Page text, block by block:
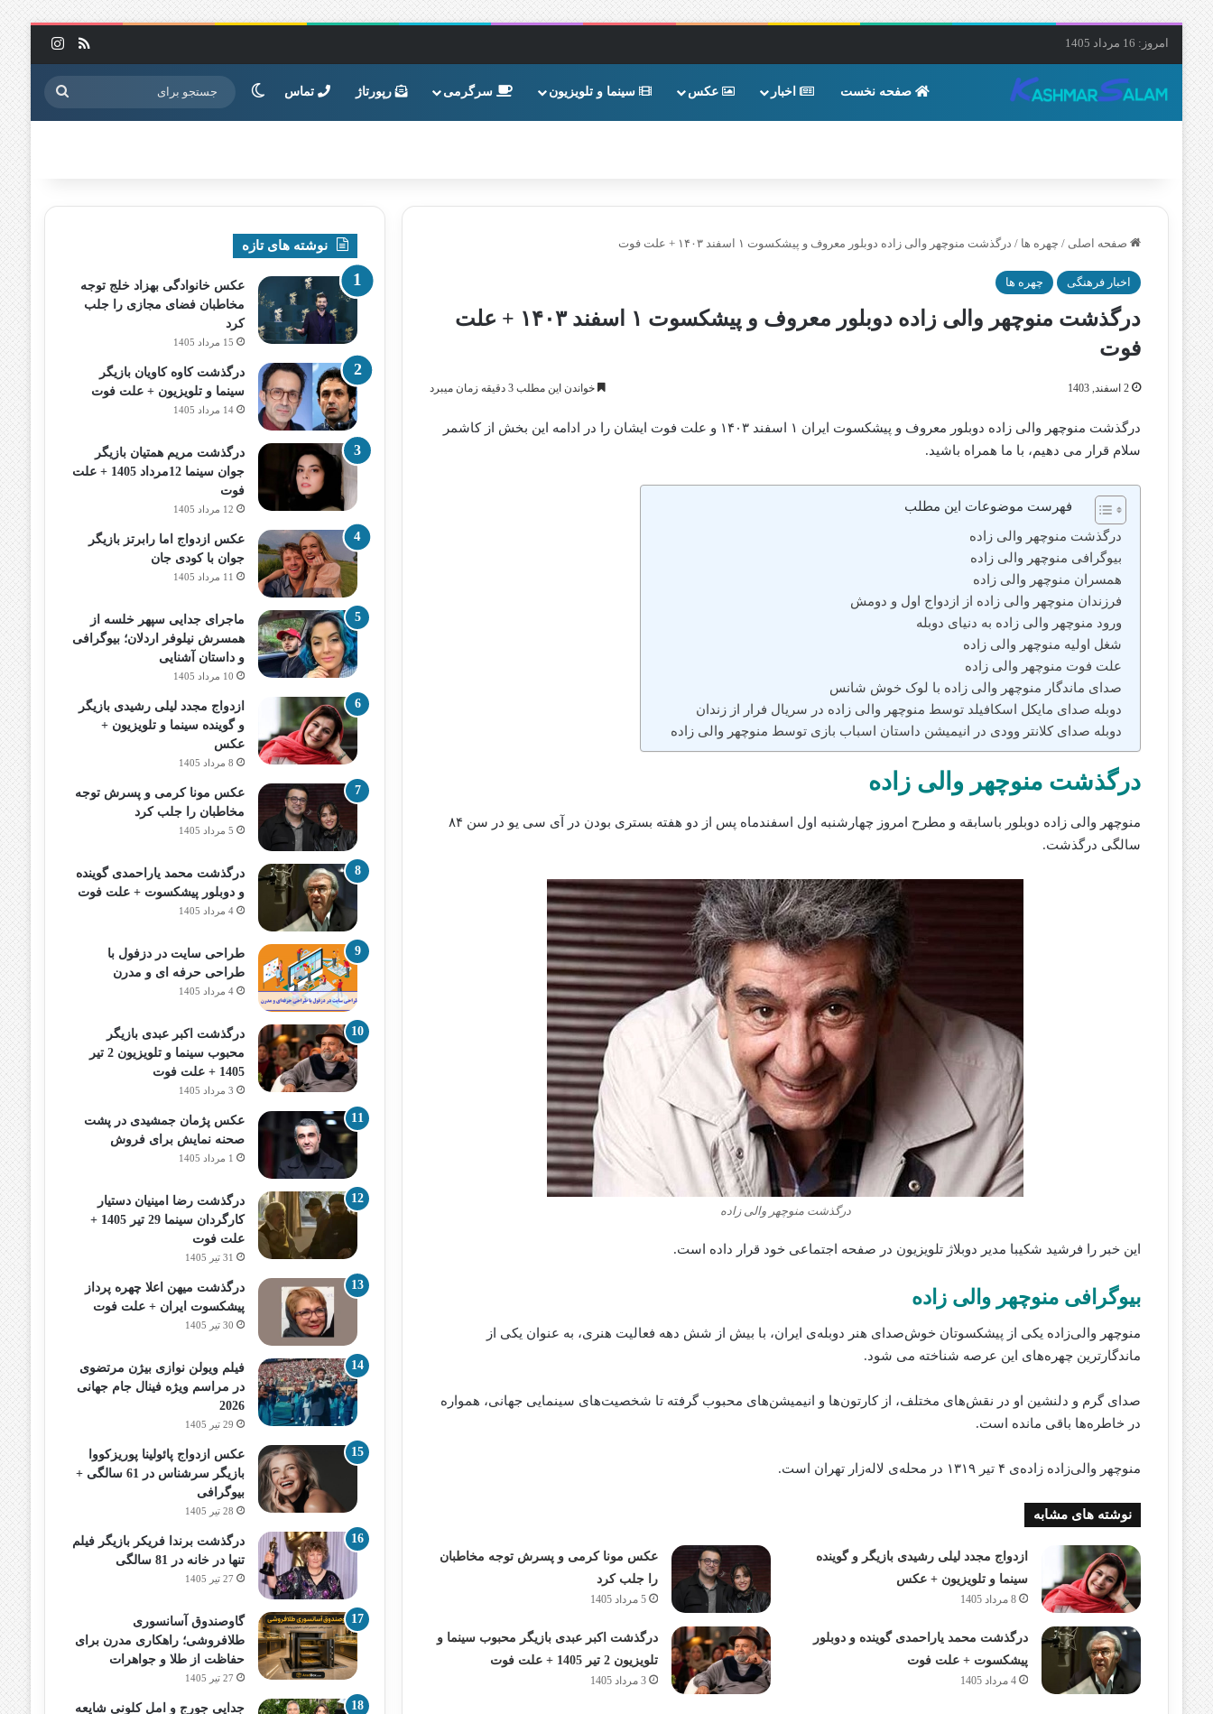
امروز: 16 مرداد 1405 خوراک
صفحه نخست اخبار عکس سینما و تلویزیون سرگرمی رپورتاژ تماس تغییر پوسته جستجو
برای
صفحه اصلی / چهره ها / درگذشت منوچهر والی‌ زاده دوبلور معروف و پیشکسوت ۱ اسفند ۱۴۰۳ + علت فوت
اخبار فرهنگی چهره ها
درگذشت منوچهر والی‌ زاده دوبلور معروف و پیشکسوت ۱ اسفند ۱۴۰۳ + علت
فوت
2 اسفند, 1403 خواندن این مطلب 3 دقیقه زمان میبرد
درگذشت منوچهر والی‌ زاده دوبلور معروف و پیشکسوت ایران ۱ اسفند ۱۴۰۳ و علت فوت ایشان را در ادامه این بخش از کاشمر
سلام قرار می دهیم، با ما همراه باشید.
فهرست موضوعات این مطلب
درگذشت منوچهر والی‌ زاده
بیوگرافی منوچهر والی‌ زاده
همسران منوچهر والی زاده
فرزندان منوچهر والی زاده از ازدواج اول و دومش
ورود منوچهر والی زاده به دنیای دوبله
شغل اولیه منوچهر والی زاده
علت فوت منوچهر والی زاده
صدای ماندگار منوچهر والی زاده با لوک خوش شانس
دوبله صدای مایکل اسکافیلد توسط منوچهر والی زاده در سریال فرار از زندان
دوبله صدای کلانتر وودی در انیمیشن داستان اسباب‌ بازی توسط منوچهر والی زاده
درگذشت منوچهر والی‌ زاده
منوچهر والی زاده دوبلور باسابقه و مطرح امروز چهارشنبه اول اسفندماه پس از دو هفته بستری بودن در آی سی یو در سن ۸۴
سالگی درگذشت.
درگذشت منوچهر والی‌ زاده
این خبر را فرشید شکیبا مدیر دوبلاژ تلویزیون در صفحه اجتماعی خود قرار داده است.
بیوگرافی منوچهر والی‌ زاده
منوچهر والی‌زاده یکی از پیشکسوتان خوش‌صدای هنر دوبله‌ی ایران، با بیش از شش دهه فعالیت هنری، به‌ عنوان یکی از
ماندگارترین چهره‌های این عرصه شناخته می‌ شود.
صدای گرم و دلنشین او در نقش‌های مختلف، از کارتون‌ها و انیمیشن‌های محبوب گرفته تا شخصیت‌های سینمایی جهانی، همواره
در خاطره‌ها باقی مانده است.
منوچهر والی‌زاده زاده‌ی ۴ تیر ۱۳۱۹ در محله‌ی لاله‌زار تهران است.
نوشته های مشابه
ازدواج مجدد لیلی رشیدی بازیگر و گوینده
سینما و تلویزیون + عکس
8 مرداد 1405
عکس مونا کرمی و پسرش توجه مخاطبان
را جلب کرد
5 مرداد 1405
درگذشت محمد یاراحمدی گوینده و دوبلور
پیشکسوت + علت فوت
4 مرداد 1405
درگذشت اکبر عبدی بازیگر محبوب سینما و
تلویزیون 2 تیر 1405 + علت فوت
3 مرداد 1405
نوشته های تازه
عکس خانوادگی بهزاد خلج توجه
مخاطبان فضای مجازی را جلب
کرد
15 مرداد 1405
درگذشت کاوه کاویان بازیگر
سینما و تلویزیون + علت فوت
14 مرداد 1405
درگذشت مریم همتیان بازیگر
جوان سینما 12مرداد 1405 + علت
فوت
12 مرداد 1405
عکس ازدواج اما رابرتز بازیگر
جوان با کودی جان
11 مرداد 1405
ماجرای جدایی سپهر خلسه از
همسرش نیلوفر اردلان؛ بیوگرافی
و داستان آشنایی
10 مرداد 1405
ازدواج مجدد لیلی رشیدی بازیگر
و گوینده سینما و تلویزیون +
عکس
8 مرداد 1405
عکس مونا کرمی و پسرش توجه
مخاطبان را جلب کرد
5 مرداد 1405
درگذشت محمد یاراحمدی گوینده
و دوبلور پیشکسوت + علت فوت
4 مرداد 1405
طراحی سایت در دزفول با
طراحی حرفه‌ ای و مدرن
4 مرداد 1405
درگذشت اکبر عبدی بازیگر
محبوب سینما و تلویزیون 2 تیر
1405 + علت فوت
3 مرداد 1405
عکس پژمان جمشیدی در پشت
صحنه نمایش برای فروش
1 مرداد 1405
درگذشت رضا امینیان دستیار
کارگردان سینما 29 تیر 1405 +
علت فوت
31 تیر 1405
درگذشت میهن اعلا چهره پرداز
پیشکسوت ایران + علت فوت
30 تیر 1405
فیلم ویولن نوازی بیژن مرتضوی
در مراسم ویژه فینال جام جهانی
2026
29 تیر 1405
عکس ازدواج پائولینا پوریزکووا
بازیگر سرشناس در 61 سالگی +
بیوگرافی
28 تیر 1405
درگذشت برندا فریکر بازیگر فیلم
تنها در خانه در 81 سالگی
27 تیر 1405
گاوصندوق آسانسوری
طلافروشی؛ راهکاری مدرن برای
حفاظت از طلا و جواهرات
27 تیر 1405
جدایی جورج و امل کلونی شایعه